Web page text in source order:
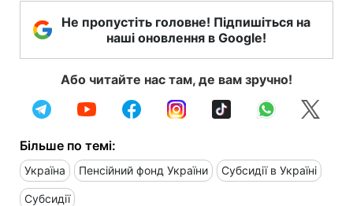
Не пропустіть головне! Підпишіться на
наші оновлення в Google!
Або читайте нас там, де вам зручно!
Більше по темі:
Україна Пенсійний фонд України Субсидії в Україні
Субсидії